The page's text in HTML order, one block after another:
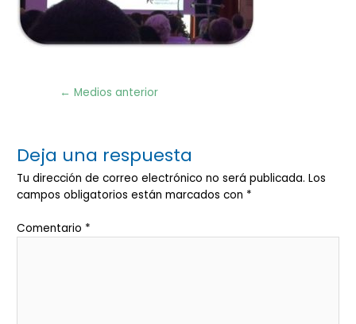
Navegación
← Medios anterior
Deja una respuesta
Tu dirección de correo electrónico no será publicada. Los
campos obligatorios están marcados con *
Comentario *